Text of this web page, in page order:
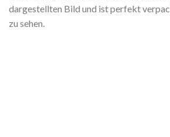
dargestellten Bild und ist perfekt
zu sehen.